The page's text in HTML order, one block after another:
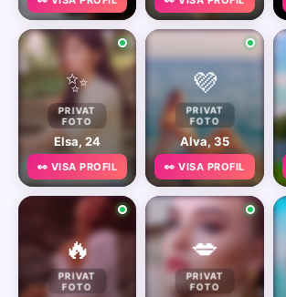
✨
PRIVAT
FOTO
Elsa, 24
👀 VISA PROFIL
💜
PRIVAT
FOTO
Alva, 35
👀 VISA PROFIL
🔥
PRIVAT
FOTO
💋
PRIVAT
FOTO